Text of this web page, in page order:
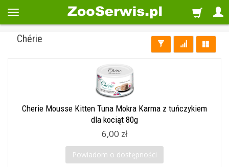
Chérie
Cherie Mousse Kitten Tuna Mokra Karma z tuńczykiem
dla kociąt 80g
6,00 zł
Powiadom o dostępności